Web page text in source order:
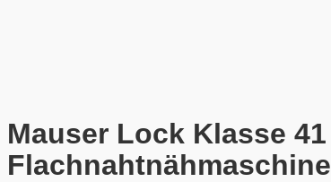
Mauser Lock Klasse 41
Flachnahtnähmaschine